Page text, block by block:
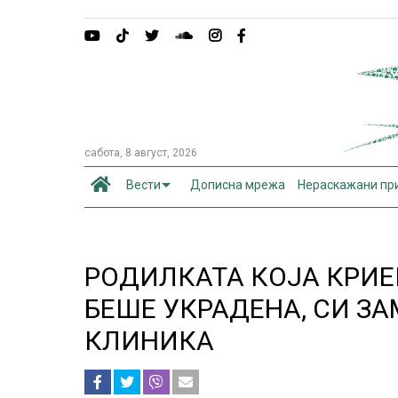
сабота, 8 август, 2026
Вести Дописна мрежа Нераскажани
РОДИЛКАТА КОЈА
БЕШЕ УКРАДЕНА, СИ
КЛИНИКА